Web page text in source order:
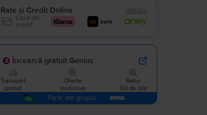
Rate și Credit Online detalii
Card de
credit
Încearcă gratuit Genius
Transport
gratuit
Oferte
exclusive
Retur
60 de zile
Parte din grupul